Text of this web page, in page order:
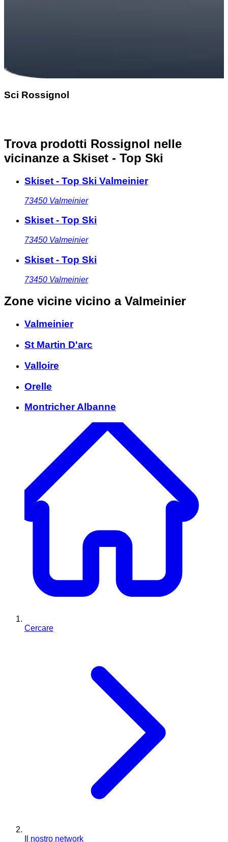
Sci Rossignol
Trova prodotti Rossignol nelle
vicinanze a Skiset - Top Ski
Skiset - Top Ski Valmeinier
73450 Valmeinier
Skiset - Top Ski
73450 Valmeinier
Skiset - Top Ski
73450 Valmeinier
Zone vicine vicino a Valmeinier
Valmeinier
St Martin D'arc
Valloire
Orelle
Montricher Albanne
Cercare
Il nostro network